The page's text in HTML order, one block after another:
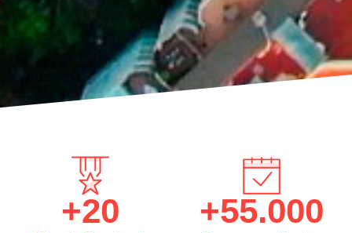
+20 +55.000